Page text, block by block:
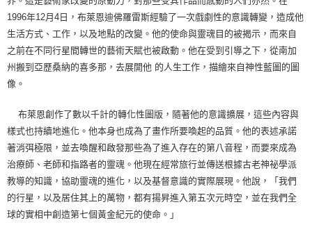
1996年12月4日，布萊恩迪佛羅雷斯經驗了一次戲劇性的意識轉變，造成他
生活方式、工作，以及地點的改變。他的使命與靈魂目的被揭示，而來自
之前在不同行星間轉世的藝術天賦也被啟動。他在受到引導之下，從南加
州搬到亞歷桑納的喜多那，去展開他 的人生工作，描繪來自神性藍圖的圖
像。
布萊恩創作了數以千計的轉化性圖版，隨著他的意識擴展，這些內容與
樣式也持續地進化。他本身也成為了畫作所要喚起的品質。他的表述承諾
著消弭極限，並去喚醒和啟發那些為了進入存在的第八音程，而要來成為
治療師、老師和指路者的靈魂。他現在經常旅行並傳送根據古老神祕學派
教導的知識，協助靈魂的進化，以及基督意識的實際展現。他說，「我們
的行星，以及居住其上的萬物，都有揚昇進入第五次元時空，並在我們全
球的實相中創造第七個黃金紀元的使命。」